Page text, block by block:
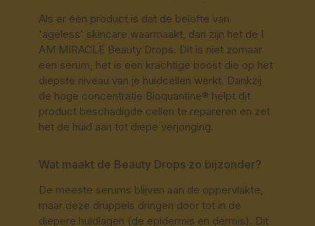
Als er één product is dat de belofte van
'ageless' skincare waarmaakt, dan zijn het de I
AM MIRACLE Beauty Drops. Dit is niet zomaar
een serum, het is een krachtige boost die op het
diepste niveau van je huidcellen werkt. Dankzij
de hoge concentratie Bioquantine® helpt dit
product beschadigde cellen te repareren en zet
het de huid aan tot diepe verjonging.
Wat maakt de Beauty Drops zo bijzonder?
De meeste serums blijven aan de oppervlakte,
maar deze druppels dringen door tot in de
diepere huidlagen (de epidermis en dermis). Dit